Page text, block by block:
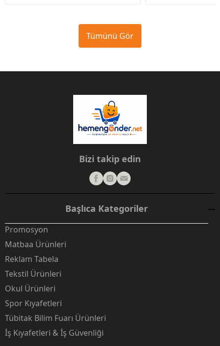
Tümünü Gör
Bizi takip edin
Başlıca Kategoriler
Promosyon
Matbaa Ürünleri
Reklam Tabela
Tekstil Ürünleri
Okul Ürünleri
Spor Kıyafetleri
Tübitak Bilim Fuarı Ürünleri
İş Kıyafetleri & İş Güvenliği